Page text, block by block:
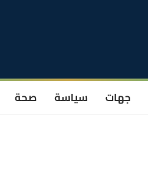
جهات سياسة صحة